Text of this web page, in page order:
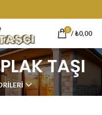
0 /₺0,00
TAŞI